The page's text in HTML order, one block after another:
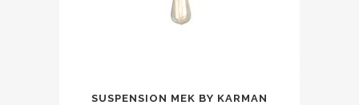
SUSPENSION MEK BY KARMAN